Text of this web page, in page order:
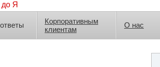
Я
Корпоративным
клиентам
О нас